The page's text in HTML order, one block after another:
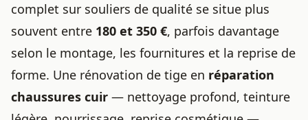
complet sur souliers de qualité se situe plus
souvent entre 180 et 350 €, parfois davantage
selon le montage, les fournitures et la reprise de
forme. Une rénovation de tige en réparation
chaussures cuir — nettoyage profond, teinture